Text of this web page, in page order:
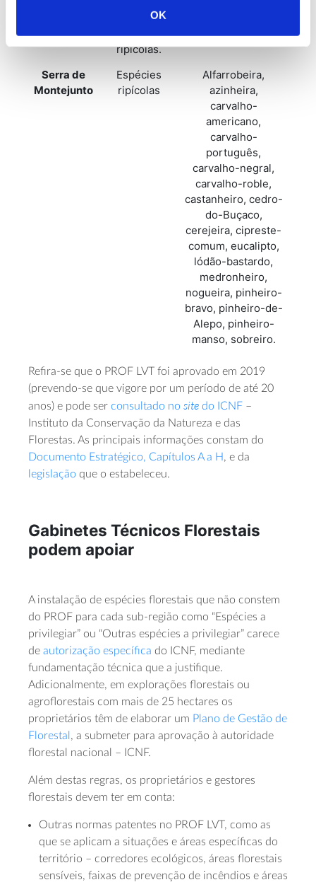
OK
sobreiro,
espécies
ripícolas.
Serra de
Montejunto
Espécies
ripícolas
Alfarrobeira,
azinheira,
carvalho-
americano,
carvalho-
português,
carvalho-negral,
carvalho-roble,
castanheiro, cedro-
do-Buçaco,
cerejeira, cipreste-
comum, eucalipto,
lódão-bastardo,
medronheiro,
nogueira, pinheiro-
bravo, pinheiro-de-
Alepo, pinheiro-
manso, sobreiro.
Refira-se que o PROF LVT foi aprovado em 2019
(prevendo-se que vigore por um período de até 20
anos) e pode ser consultado no site do ICNF –
Instituto da Conservação da Natureza e das
Florestas. As principais informações constam do
Documento Estratégico, Capítulos A a H, e da
legislação que o estabeleceu.
Gabinetes Técnicos Florestais
podem apoiar
A instalação de espécies florestais que não constem
do PROF para cada sub-região como “Espécies a
privilegiar” ou “Outras espécies a privilegiar” carece
de autorização específica do ICNF, mediante
fundamentação técnica que a justifique.
Adicionalmente, em explorações florestais ou
agroflorestais com mais de 25 hectares os
proprietários têm de elaborar um Plano de Gestão de
Florestal , a submeter para aprovação à autoridade
florestal nacional – ICNF.
Além destas regras, os proprietários e gestores
florestais devem ter em conta:
Outras normas patentes no PROF LVT, como as
que se aplicam a situações e áreas específicas do
território – corredores ecológicos, áreas florestais
sensíveis, faixas de prevenção de incêndios e áreas